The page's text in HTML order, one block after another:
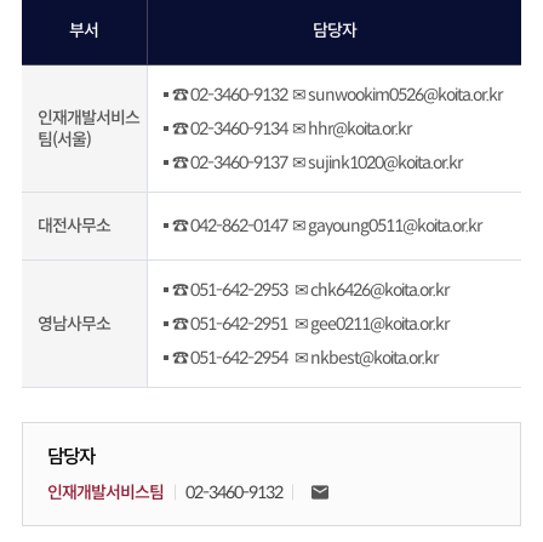
부서 담당자
인재개발서비스
팀(서울)
☎ 02-3460-9132 ✉ sunwookim0526@koita.or.kr
☎ 02-3460-9134 ✉ hhr@koita.or.kr
☎ 02-3460-9137 ✉ sujink1020@koita.or.kr
대전사무소 ☎ 042-862-0147 ✉ gayoung0511@koita.or.kr
영남사무소
☎ 051-642-2953 ✉ chk6426@koita.or.kr
☎ 051-642-2951 ✉ gee0211@koita.or.kr
☎ 051-642-2954 ✉ nkbest@koita.or.kr
담당자
인재개발서비스팀 02-3460-9132